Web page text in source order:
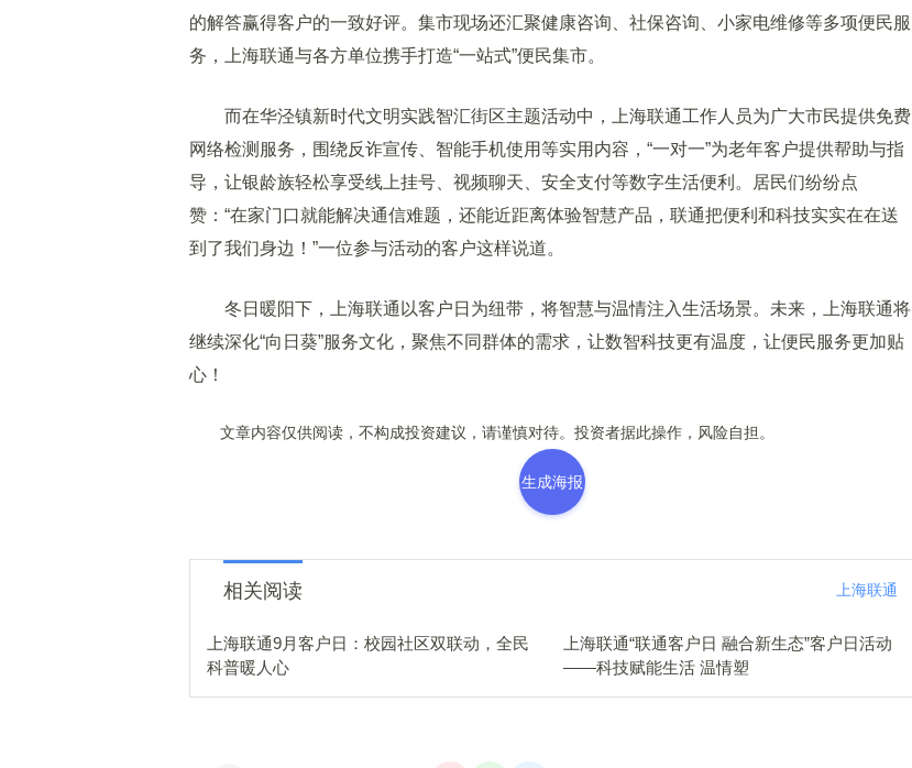
的解答赢得客户的一致好评。集市现场还汇聚健康咨询、社保咨询、小家电维修等多项便民服
务，上海联通与各方单位携手打造“一站式”便民集市。
而在华泾镇新时代文明实践智汇街区主题活动中，上海联通工作人员为广大市民提供免费
网络检测服务，围绕反诈宣传、智能手机使用等实用内容，“一对一”为老年客户提供帮助与指
导，让银龄族轻松享受线上挂号、视频聊天、安全支付等数字生活便利。居民们纷纷点
赞：“在家门口就能解决通信难题，还能近距离体验智慧产品，联通把便利和科技实实在在送
到了我们身边！”一位参与活动的客户这样说道。
冬日暖阳下，上海联通以客户日为纽带，将智慧与温情注入生活场景。未来，上海联通将
继续深化“向日葵”服务文化，聚焦不同群体的需求，让数智科技更有温度，让便民服务更加贴
心！
文章内容仅供阅读，不构成投资建议，请谨慎对待。投资者据此操作，风险自担。
生成海报
相关阅读 上海联通
上海联通9月客户日：校园社区双联动，全民
科普暖人心
上海联通“联通客户日 融合新生态”客户日活动
——科技赋能生活 温情塑